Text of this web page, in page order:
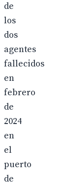
de
los
dos
agentes
fallecidos
en
febrero
de
2024
en
el
puerto
de